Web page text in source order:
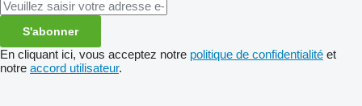
S'abonner
En cliquant ici, vous acceptez notre politique de confidentialité et
notre accord utilisateur.